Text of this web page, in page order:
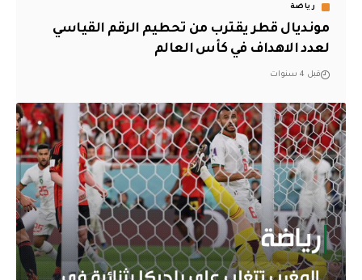
رياضة
مونديال قطر يقترب من تحطيم الرقم القياسي
لعدد الاهداف في كأس العالم
قبل 4 سنوات